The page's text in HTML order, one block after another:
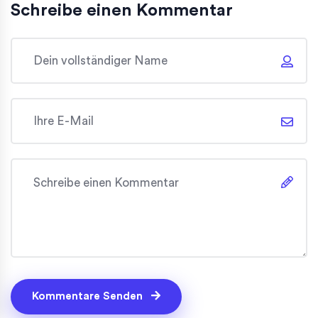
Schreibe einen Kommentar
Kommentare Senden